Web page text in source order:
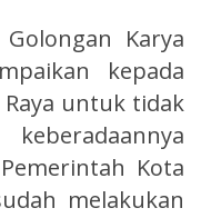
Karya
kepada
Raya untuk tidak
Kota
melakukan